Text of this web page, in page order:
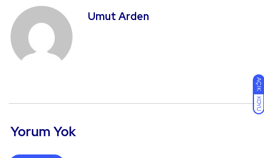
AÇIK
KOYU
Umut Arden
Yorum Yok